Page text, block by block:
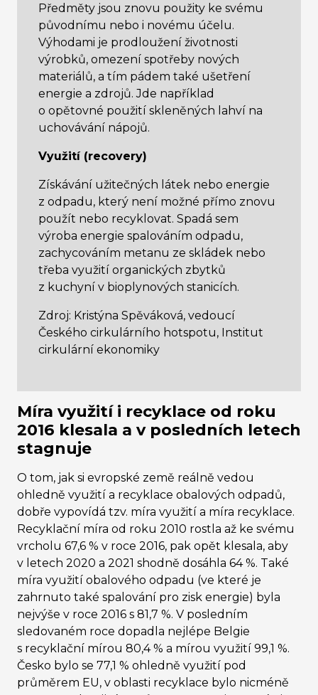
Předměty jsou znovu použity ke svému
původnímu nebo i novému účelu.
Výhodami je prodloužení životnosti
výrobků, omezení spotřeby nových
materiálů, a tím pádem také ušetření
energie a zdrojů. Jde například
o opětovné použití skleněných lahví na
uchovávání nápojů.
Využití (recovery)
Získávání užitečných látek nebo energie
z odpadu, který není možné přímo znovu
použít nebo recyklovat. Spadá sem
výroba energie spalováním odpadu,
zachycováním metanu ze skládek nebo
třeba využití organických zbytků
z kuchyní v bioplynových stanicích.
Zdroj: Kristýna Spěváková, vedoucí
Českého cirkulárního hotspotu, Institut
cirkulární ekonomiky
Míra využití i recyklace od roku
2016 klesala a v posledních letech
stagnuje
O tom, jak si evropské země reálně vedou
ohledně využití a recyklace obalových odpadů,
dobře vypovídá tzv. míra využití a míra recyklace.
Recyklační míra od roku 2010 rostla až ke svému
vrcholu 67,6 % v roce 2016, pak opět klesala, aby
v letech 2020 a 2021 shodně dosáhla 64 %. Také
míra využití obalového odpadu (ve které je
zahrnuto také spalování pro zisk energie) byla
nejvýše v roce 2016 s 81,7 %. V posledním
sledovaném roce dopadla nejlépe Belgie
s recyklační mírou 80,4 % a mírou využití 99,1 %.
Česko bylo se 77,1 % ohledně využití pod
průměrem EU, v oblasti recyklace bylo nicméně